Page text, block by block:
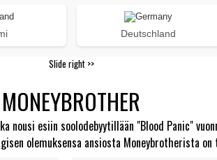
Deutschland
Slide right >>
MONEYBROTHER
esiin soolodebyytillään "Blood Panic"
olemuksensa ansiosta Moneybrotherista